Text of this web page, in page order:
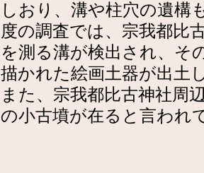
しおり、溝や柱穴の遺構
度の調査では、宗我都比
を測る溝が検出され、そ
描かれた絵画土器が出土
また、宗我都比古神社周
の小古墳が在ると言われ